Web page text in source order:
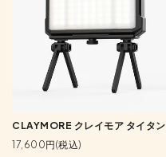
CLAYMORE クレイモア タイタン
17,600円(税込)